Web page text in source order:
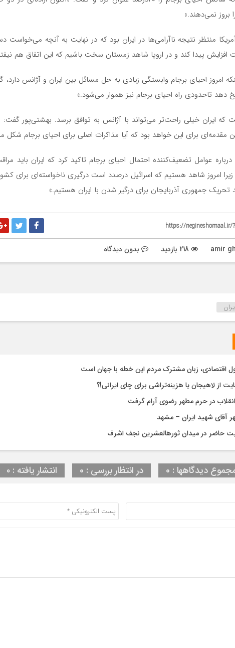
بروز نمی‌‌‌دهند.»
منتظر نتیجه ناآرامی‌‌‌ها در ایران بود که در نهایت به آنچه می‌‌‌خواست
پیدا کند و در اروپا شاهد زمستان سخت باشیم که این اتفاق هم
امروز احیای برجام وابستگی زیادی به حل مسائل بین ایران و آژانس دارد،
دهد تاحدودی راه احیای برجام نیز هموار می‌شود.»
ایران خیلی راحت‌‌‌تر می‌تواند با آژانس به توافق برسد. بهشتی‌‌‌پور گفت:
مقدمه‌‌‌ای برای این خواهد بود که آیا مذاکرات اصلی برای احیای برجام شکل
عوامل تضعیف‌کننده احتمال احیای برجام تاکید کرد که ایران باید
امروز شاهد هستیم که اسرائیل درصدد است درگیری ناخواسته‌‌‌ای برای
تحریک جمهوری آذربایجان برای درگیر شدن با ایران هستیم.»
https://negineshomaal.ir/
amir بدون دیدگاه
اقتصادی، زبان مشترک مردم این خطه با جهان است
از لاهیجان یا هزینه‌تراشی برای چای ایرانی!؟
در حرم مطهر رضوی آرام گرفت
آقای شهید ایران – مشهد
حاضر در میدان ثورهالعشرین نجف اشرف
دیدگاهها : 0 در انتظار بررسی : 0 انتشار یافته : ۰